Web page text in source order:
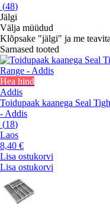
(48)
Jälgi
Välja müüdud
Klõpsake "jälgi" ja me
Sarnased tooted
Hea hind
Addis
Toidupaak kaanega Seal
- Addis
(18)
Laos
8,40 €
Lisa ostukorvi
Lisa ostukorvi